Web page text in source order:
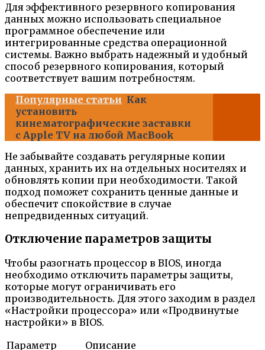
Для эффективного резервного копирования
данных можно использовать специальное
программное обеспечение или
интегрированные средства операционной
системы. Важно выбрать надежный и удобный
способ резервного копирования, который
соответствует вашим потребностям.
Популярные статьи Как
установить
кинематографические заставки
с Apple TV на любой MacBook
Не забывайте создавать регулярные копии
данных, хранить их на отдельных носителях и
обновлять копии при необходимости. Такой
подход поможет сохранить ценные данные и
обеспечит спокойствие в случае
непредвиденных ситуаций.
Отключение параметров защиты
Чтобы разогнать процессор в BIOS, иногда
необходимо отключить параметры защиты,
которые могут ограничивать его
производительность. Для этого заходим в раздел
«Настройки процессора» или «Продвинутые
настройки» в BIOS.
Параметр
Описание